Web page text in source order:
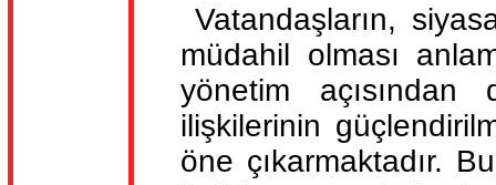
Vatandaşların,
müdahil olması
yönetim açısından
ilişkilerinin
öne çıkarmaktadır.